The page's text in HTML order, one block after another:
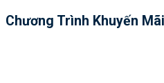
Chương Trình Khuyến Mãi